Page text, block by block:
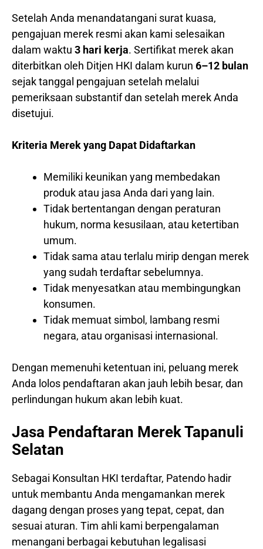
Setelah Anda menandatangani surat kuasa,
pengajuan merek resmi akan kami selesaikan
dalam waktu 3 hari kerja. Sertifikat merek akan
diterbitkan oleh Ditjen HKI dalam kurun 6–12 bulan
sejak tanggal pengajuan setelah melalui
pemeriksaan substantif dan setelah merek Anda
disetujui.
Kriteria Merek yang Dapat Didaftarkan
Memiliki keunikan yang membedakan
produk atau jasa Anda dari yang lain.
Tidak bertentangan dengan peraturan
hukum, norma kesusilaan, atau ketertiban
umum.
Tidak sama atau terlalu mirip dengan merek
yang sudah terdaftar sebelumnya.
Tidak menyesatkan atau membingungkan
konsumen.
Tidak memuat simbol, lambang resmi
negara, atau organisasi internasional.
Dengan memenuhi ketentuan ini, peluang merek
Anda lolos pendaftaran akan jauh lebih besar, dan
perlindungan hukum akan lebih kuat.
Jasa Pendaftaran Merek Tapanuli
Selatan
Sebagai Konsultan HKI terdaftar, Patendo hadir
untuk membantu Anda mengamankan merek
dagang dengan proses yang tepat, cepat, dan
sesuai aturan. Tim ahli kami berpengalaman
menangani berbagai kebutuhan legalisasi